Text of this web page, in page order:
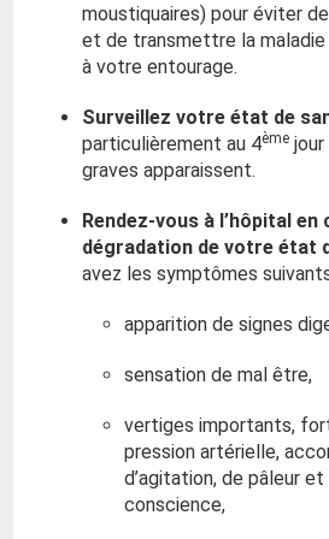
moustiquaires) pour éviter
et de transmettre la
à votre entourage.
Surveillez votre état de
particulièrement au 4ème
graves apparaissent.
Rendez-vous à l’hôpital en
dégradation de votre état
avez les symptômes
apparition de signes
sensation de mal être,
vertiges importants,
pression artérielle,
d’agitation, de pâleur
conscience,